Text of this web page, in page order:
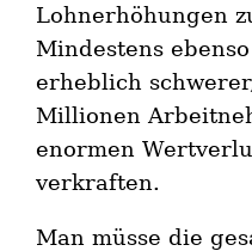
Lohnerhöhungen
Mindestens
erheblich
Millionen
enormen
verkraften.
Man müsse die